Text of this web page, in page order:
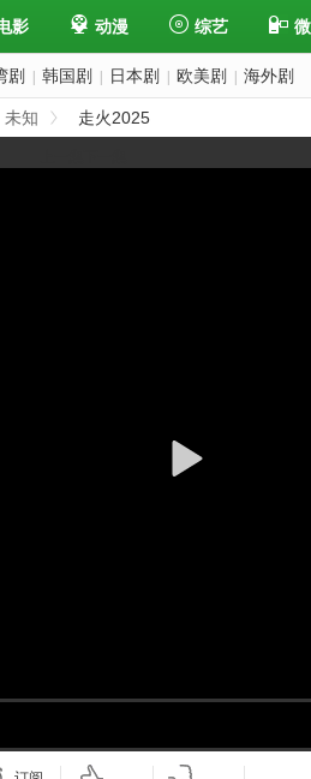
影 动漫 综艺
剧 韩国剧 日本剧 欧美剧 海外剧
未知 走火2025